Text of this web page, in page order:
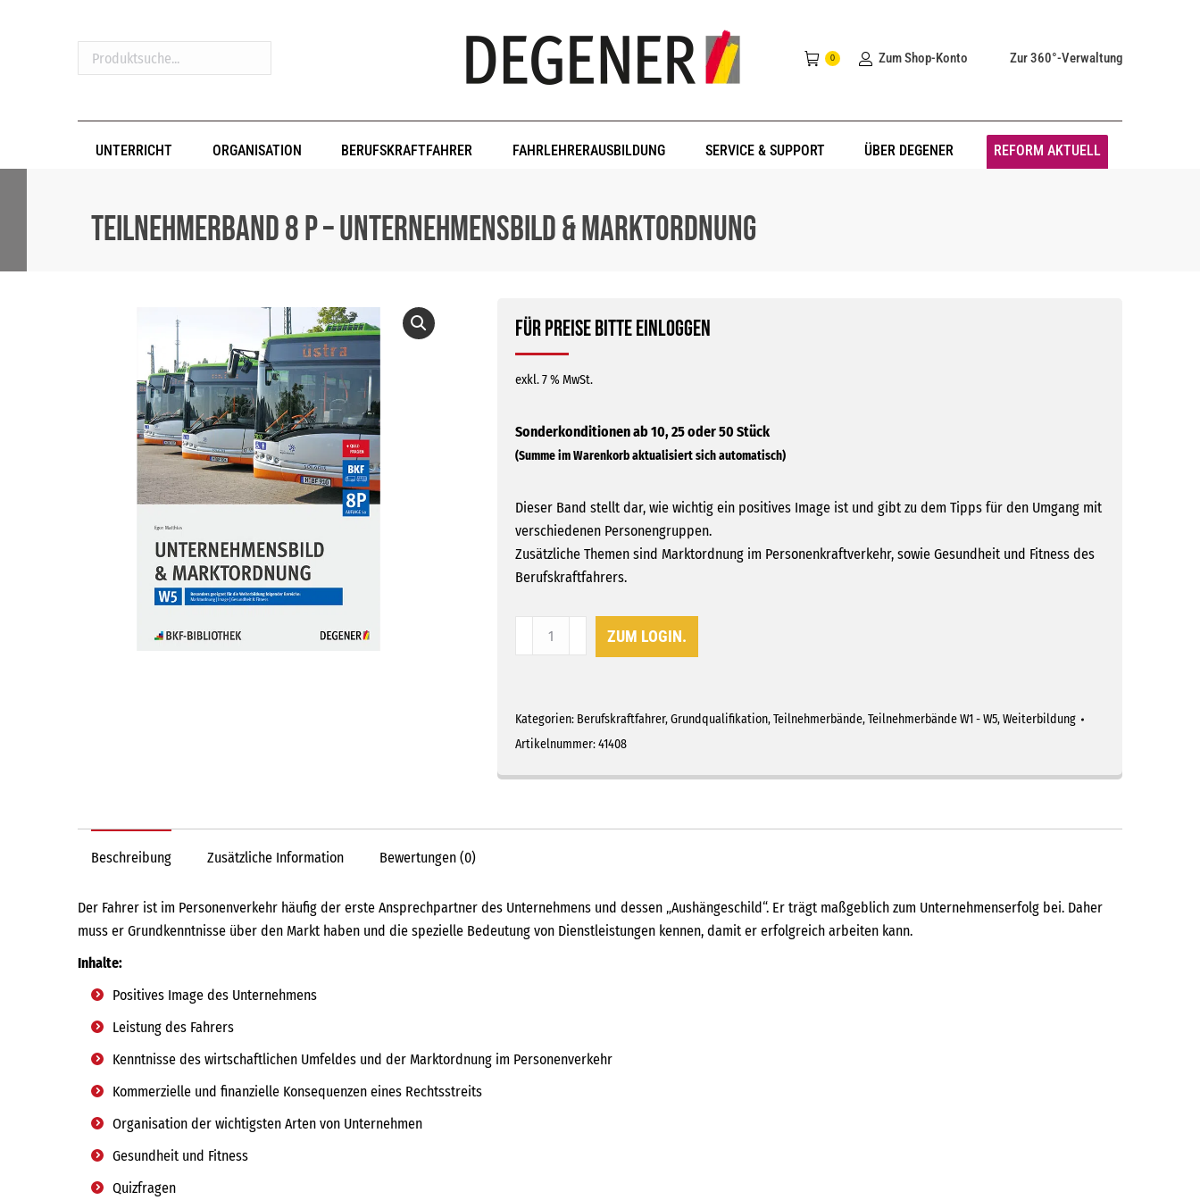
Produktsuche...
0 Zum Shop-Konto Zur 360°-Verwaltung
UNTERRICHT ORGANISATION BERUFSKRAFTFAHRER FAHRLEHRERAUSBILDUNG SERVICE & SUPPORT ÜBER DEGENER REFORM AKTUELL
Teilnehmerband 8 P – Unternehmensbild & Marktordnung
Für Preise bitte einloggen
exkl. 7 % MwSt.
Dieser Band stellt dar, wie wichtig ein positives Image ist und gibt zu dem Tipps für den Umgang mit
verschiedenen Personengruppen.
Zusätzliche Themen sind Marktordnung im Personenkraftverkehr, sowie Gesundheit und Fitness des
Berufskraftfahrers.
Teilnehmerband
Unternehmensbild
&
ZUM LOGIN.
Kategorien: Berufskraftfahrer,Grundqualifikation,Teilnehmerbände,Teilnehmerbände W1 - W5,Weiterbildung
Artikelnummer:41408
Beschreibung Zusätzliche Information Bewertungen (0)
Der Fahrer ist im Personenverkehr häufig der erste Ansprechpartner des Unternehmens und dessen „Aushängeschild“. Er trägt maßgeblich zum Unternehmenserfolg bei. Daher
muss er Grundkenntnisse über den Markt haben und die spezielle Bedeutung von Dienstleistungen kennen, damit er erfolgreich arbeiten kann.
Inhalte:
Positives Image des Unternehmens
Leistung des Fahrers
Kenntnisse des wirtschaftlichen Umfeldes und der Marktordnung im Personenverkehr
Kommerzielle und finanzielle Konsequenzen eines Rechtsstreits
Organisation der wichtigsten Arten von Unternehmen
Gesundheit und Fitness
Quizfragen